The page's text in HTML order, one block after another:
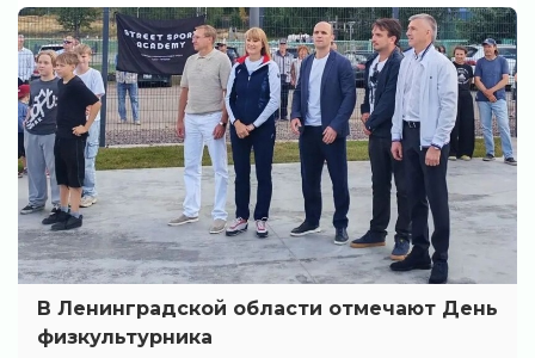
В Ленинградской области отмечают День
физкультурника